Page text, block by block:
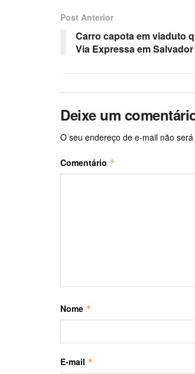
Post Anterior
Carro capota em viaduto
Via Expressa em Salvador
Deixe um
O seu endereço de e-mail não
Comentário *
Nome *
E-mail *